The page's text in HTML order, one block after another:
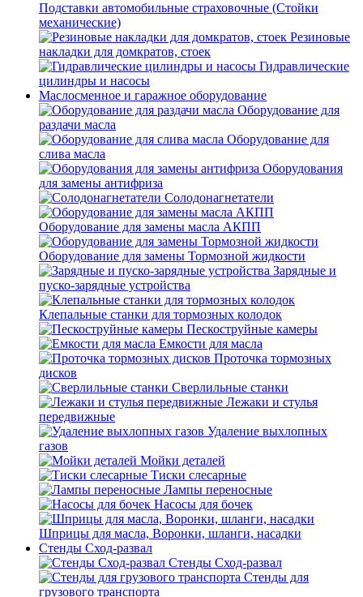
Подставки автомобильные страховочные (Стойки
механические)
Резиновые
накладки для домкратов, стоек
Гидравлические
цилиндры и насосы
Маслосменное и гаражное оборудование
Оборудование для
раздачи масла
Оборудование для
слива масла
Оборудования
для замены антифриза
Солодонагнетатели
Оборудование для замены масла АКПП
Оборудование для замены Тормозной жидкости
Зарядные и
пуско-зарядные устройства
Клепальные станки для тормозных колодок
Пескоструйные камеры
Емкости для масла
Проточка тормозных
дисков
Сверлильные станки
Лежаки и стулья
передвижные
Удаление выхлопных
газов
Мойки деталей
Тиски слесарные
Лампы переносные
Насосы для бочек
Шприцы для масла, Воронки, шланги, насадки
Стенды Сход-развал
Стенды Сход-развал
Стенды для
грузового транспорта